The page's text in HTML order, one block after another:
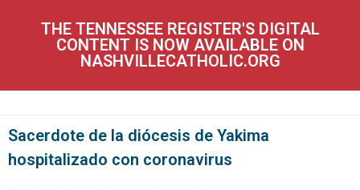
THE TENNESSEE REGISTER'S DIGITAL
CONTENT IS NOW AVAILABLE ON
NASHVILLECATHOLIC.ORG
Sacerdote de la diócesis de Yakima
hospitalizado con coronavirus